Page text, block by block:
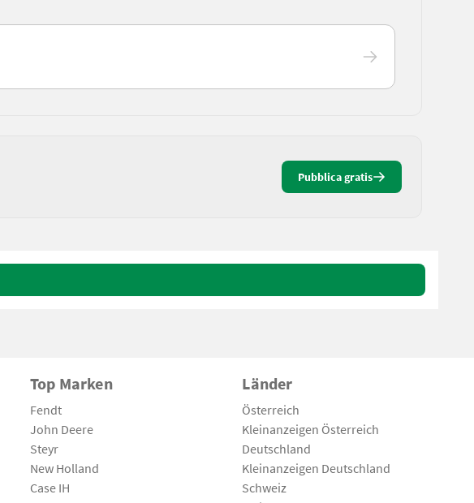
Pubblica gratis
Top Marken
Fendt
John Deere
Steyr
New Holland
Case IH
Länder
Österreich
Kleinanzeigen Österreich
Deutschland
Kleinanzeigen Deutschland
Schweiz